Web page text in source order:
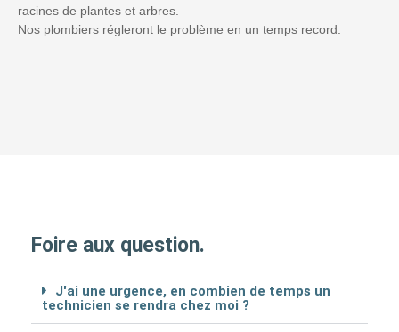
racines de plantes et arbres.
Nos plombiers régleront le problème en un temps record.
Foire aux question.
J'ai une urgence, en combien de temps un
technicien se rendra chez moi ?